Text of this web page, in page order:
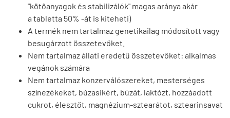
"kötőanyagok és stabilizálók" magas aránya akár
a tabletta 50% -át is kiteheti)
A termék nem tartalmaz genetikailag módosított vagy
besugárzott összetevőket.
Nem tartalmaz állati eredetű összetevőket: alkalmas
vegánok számára
Nem tartalmaz konzerválószereket, mesterséges
színezékeket, búzasikért, búzát, laktózt, hozzáadott
cukrot, élesztőt, magnézium-sztearátot, sztearinsavat